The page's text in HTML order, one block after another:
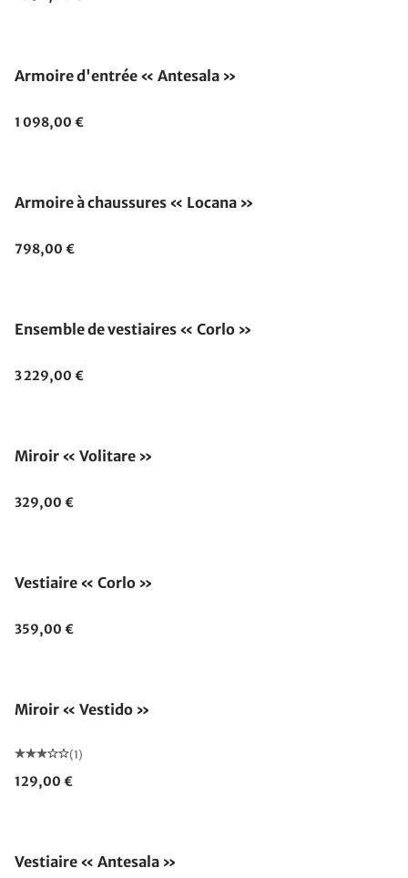
Armoire d'entrée « Antesala »
1 098,00 €
Armoire à chaussures « Locana »
798,00 €
Ensemble de vestiaires « Corlo »
3 229,00 €
Miroir « Volitare »
329,00 €
Vestiaire « Corlo »
359,00 €
Miroir « Vestido »
(1)
129,00 €
Vestiaire « Antesala »